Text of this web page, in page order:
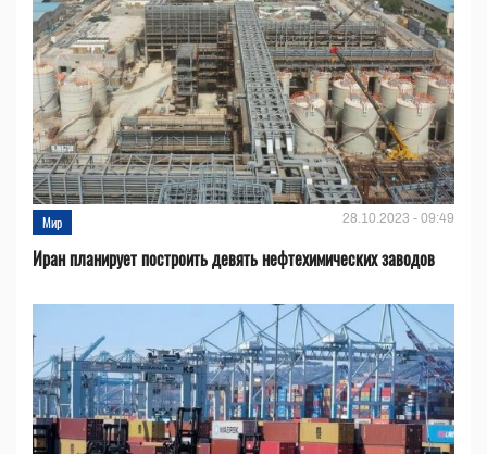
Мир 28.10.2023 - 09:49
Иран планирует построить девять нефтехимических заводов